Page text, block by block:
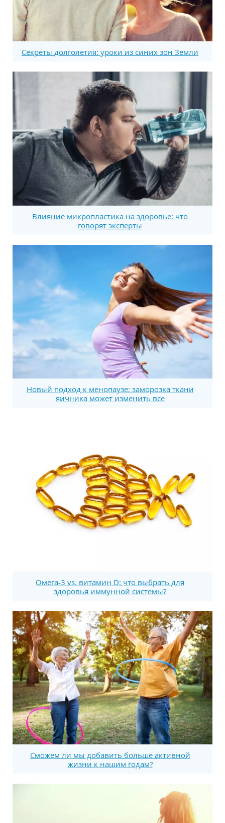
Секреты долголетия: уроки из синих зон Земли
Влияние микропластика на здоровье: что
говорят эксперты
Новый подход к менопаузе: заморозка ткани
яичника может изменить все
Омега-3 vs. витамин D: что выбрать для
здоровья иммунной системы?
Сможем ли мы добавить больше активной
жизни к нашим годам?